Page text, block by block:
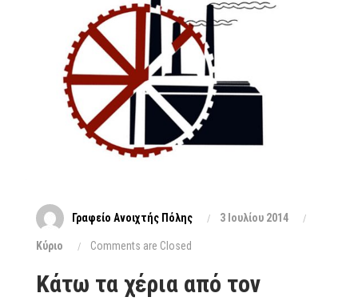
Γραφείο Ανοιχτής Πόλης 3 Ιουλίου 2014
Κύριο Comments are Closed
Κάτω τα χέρια από τον